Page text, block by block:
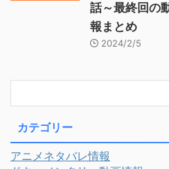
話～最終回の
報まとめ
2024/2/5
カテゴリー
アニメネタバレ情報